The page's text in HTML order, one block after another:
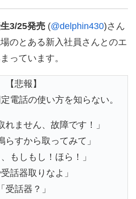
3/25発売 (@delphin430)さん
のとある新入社員さんとのエ
っています。
【悲報】
電話の使い方を知らない。
れません、故障です！」
らすから取ってみて」
、もしもし！ほら！」
受話器取りなよ」
「受話器？」